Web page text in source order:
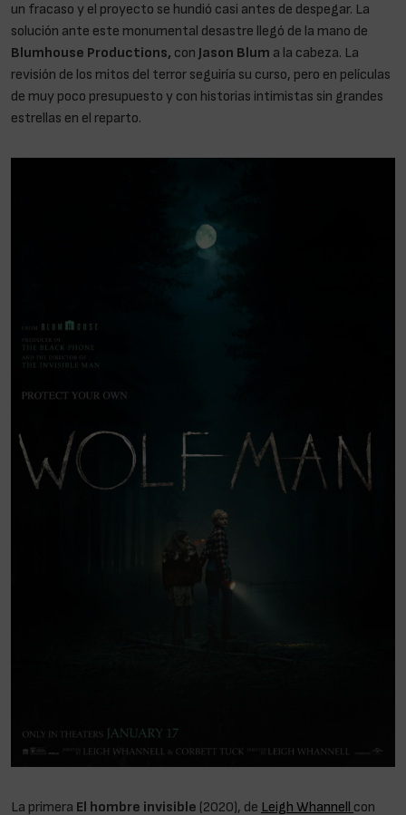
un fracaso y el proyecto se hundió casi antes de despegar. La
solución ante este monumental desastre llegó de la mano de
Blumhouse Productions, con Jason Blum a la cabeza. La
revisión de los mitos del terror seguiría su curso, pero en películas
de muy poco presupuesto y con historias intimistas sin grandes
estrellas en el reparto.
La primera El hombre invisible (2020), de Leigh Whannell con